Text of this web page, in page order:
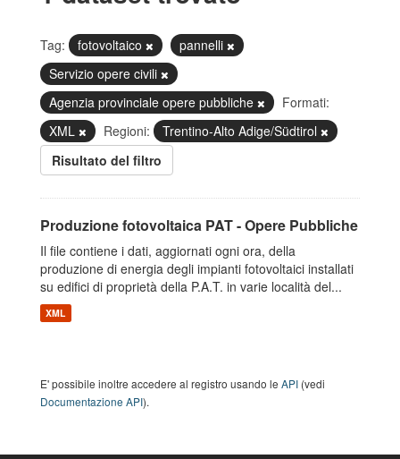
Tag: fotovoltaico
pannelli
Servizio opere civili
Agenzia provinciale opere pubbliche
Formati:
XML
Regioni:
Trentino-Alto Adige/Südtirol
Risultato del filtro
Produzione fotovoltaica PAT - Opere Pubbliche
Il file contiene i dati, aggiornati ogni ora, della
produzione di energia degli impianti fotovoltaici installati
su edifici di proprietà della P.A.T. in varie località del...
XML
E' possibile inoltre accedere al registro usando le API (vedi
Documentazione API).